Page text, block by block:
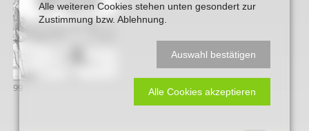
99
Alle weiteren Cookies stehen unten gesondert zur
Zustimmung bzw. Ablehnung.
Auswahl bestätigen
Alle Cookies akzeptieren